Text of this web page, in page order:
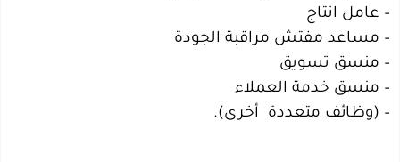
– عامل انتاج
– مساعد مفتش مراقبة الجودة
– منسق تسويق
– منسق خدمة العملاء
– (وظائف متعددة أخرى).